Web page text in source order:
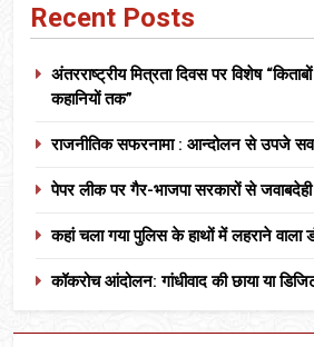
Recent Posts
अंतरराष्ट्रीय मित्रता दिवस पर विशेष
कहानियों तक”
राजनीतिक सफरनामा : आन्दोलन से उपजे
पेपर लीक पर गैर-भाजपा सरकारों से
कहां चला गया पुलिस के हाथों में लहराने वाला
कॉकरोच आंदोलन: गांधीवाद की छाया या